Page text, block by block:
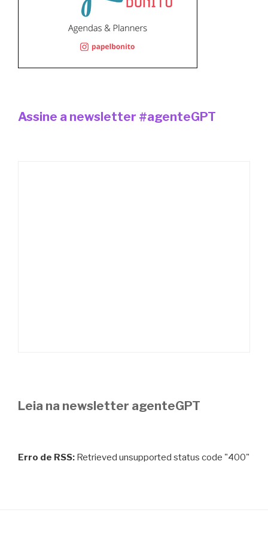
Assine a newsletter #agenteGPT
Leia na newsletter agenteGPT
Erro de RSS: Retrieved unsupported status code "400"